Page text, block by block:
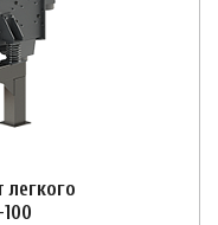
легкого